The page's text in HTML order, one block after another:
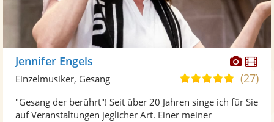
Fotos
Jennifer Engels
5,0
5
(27)
Einzelmusiker, Gesang
"Gesang der berührt"! Seit über 20 Jahren singe ich für Sie
auf Veranstaltungen jeglicher Art. Einer meiner